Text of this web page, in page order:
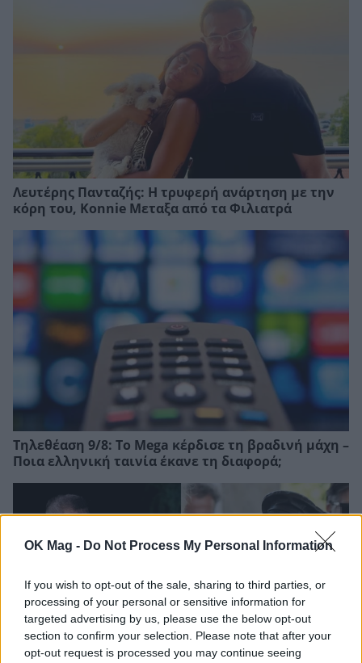
OK Mag - Do Not Process My Personal Information
If you wish to opt-out of the sale, sharing to third parties, or
processing of your personal or sensitive information for
targeted advertising by us, please use the below opt-out
section to confirm your selection. Please note that after your
opt-out request is processed you may continue seeing
Λευτέρης Πανταζής: Η τρυφερή ανάρτηση με την
κόρη του, Κonnie Μεταξα από τα Φιλιατρά
Τηλεθέαση 9/8: Το Mega κέρδισε τη βραδινή μάχη –
Ποια ελληνική ταινία έκανε τη διαφορά;